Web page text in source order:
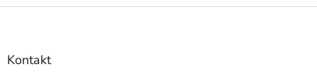
Z
Kontakt